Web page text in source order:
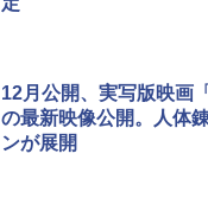
12月公開、実写版映画
の最新映像公開。人体
ンが展開